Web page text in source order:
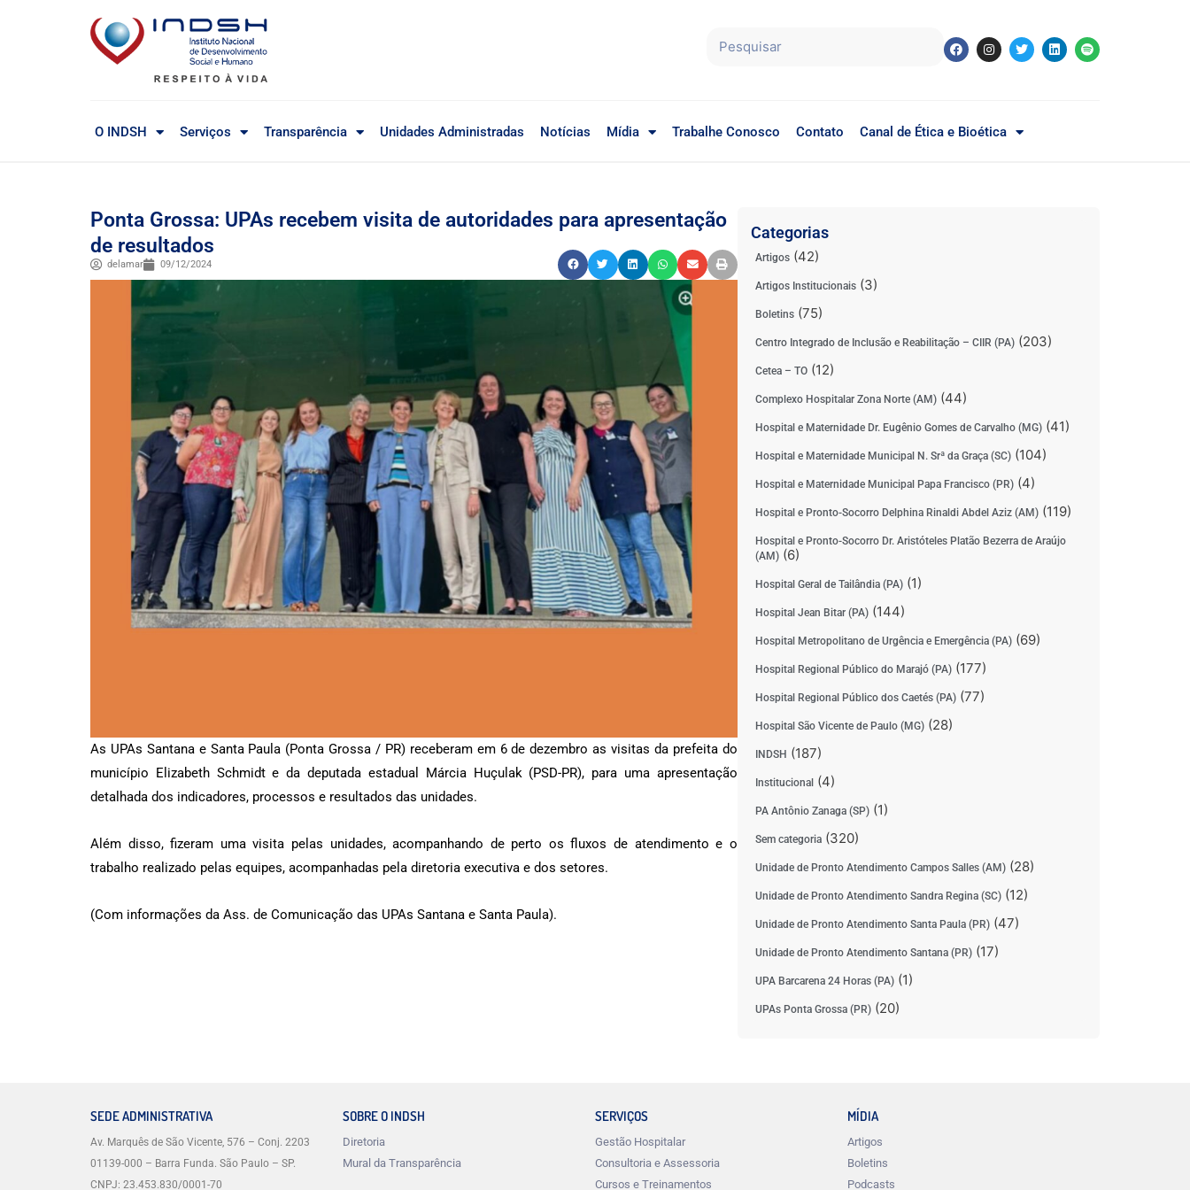
O INDSH Serviços Transparência Unidades Administradas Notícias Mídia Trabalhe Conosco Contato Canal de Ética e Bioética
Ponta Grossa: UPAs recebem visita de autoridades para apresentação
de resultados
delamar 09/12/2024
As UPAs Santana e Santa Paula (Ponta Grossa / PR) receberam em 6 de dezembro as visitas da prefeita do
município Elizabeth Schmidt e da deputada estadual Márcia Huçulak (PSD-PR), para uma apresentação
detalhada dos indicadores, processos e resultados das unidades.
Além disso, fizeram uma visita pelas unidades, acompanhando de perto os fluxos de atendimento e o
trabalho realizado pelas equipes, acompanhadas pela diretoria executiva e dos setores.
(Com informações da Ass. de Comunicação das UPAs Santana e Santa Paula).
Categorias
Artigos(42)
Artigos Institucionais(3)
Boletins(75)
Centro Integrado de Inclusão e Reabilitação – CIIR (PA)(203)
Cetea – TO(12)
Complexo Hospitalar Zona Norte (AM)(44)
Hospital e Maternidade Dr. Eugênio Gomes de Carvalho (MG)(41)
Hospital e Maternidade Municipal N. Srª da Graça (SC)(104)
Hospital e Maternidade Municipal Papa Francisco (PR)(4)
Hospital e Pronto-Socorro Delphina Rinaldi Abdel Aziz (AM)(119)
Hospital e Pronto-Socorro Dr. Aristóteles Platão Bezerra de Araújo
(AM)(6)
Hospital Geral de Tailândia (PA)(1)
Hospital Jean Bitar (PA)(144)
Hospital Metropolitano de Urgência e Emergência (PA)(69)
Hospital Regional Público do Marajó (PA)(177)
Hospital Regional Público dos Caetés (PA)(77)
Hospital São Vicente de Paulo (MG)(28)
INDSH (187)
Institucional(4)
PA Antônio Zanaga (SP)(1)
Sem categoria(320)
Unidade de Pronto Atendimento Campos Salles (AM)(28)
Unidade de Pronto Atendimento Sandra Regina (SC)(12)
Unidade de Pronto Atendimento Santa Paula (PR)(47)
Unidade de Pronto Atendimento Santana (PR)(17)
UPA Barcarena 24 Horas (PA)(1)
UPAs Ponta Grossa (PR)(20)
SEDE ADMINISTRATIVA
Av. Marquês de São Vicente, 576 – Conj. 2203
01139-000 – Barra Funda. São Paulo – SP.
CNPJ: 23.453.830/0001-70
SOBRE O INDSH
Diretoria
Mural da Transparência
SERVIÇOS
Gestão Hospitalar
Consultoria e Assessoria
Cursos e Treinamentos
MÍDIA
Artigos
Boletins
Podcasts